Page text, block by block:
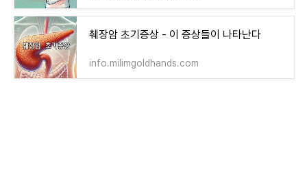
췌장암 초기증상 - 이 증상들이 나타난다
info.milimgoldhands.com